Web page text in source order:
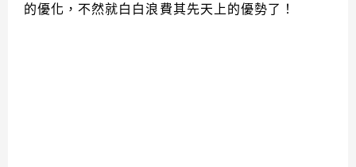
的優化，不然就白白浪費其先天上的優勢了！